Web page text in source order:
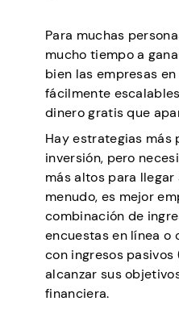
Para muchas
mucho tiempo a
bien las empresas
fácilmente
dinero gratis que
Hay estrategias más
inversión, pero
más altos para llegar
menudo, es mejor
combinación de
encuestas en línea o
con ingresos
alcanzar sus
financiera.